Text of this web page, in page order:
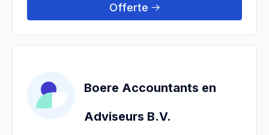
Offerte
Boere Accountants en
Adviseurs B.V.